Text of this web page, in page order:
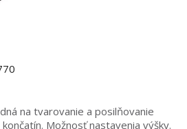
na tvarovanie a posilňovanie
Možnosť nastavenia výšky.